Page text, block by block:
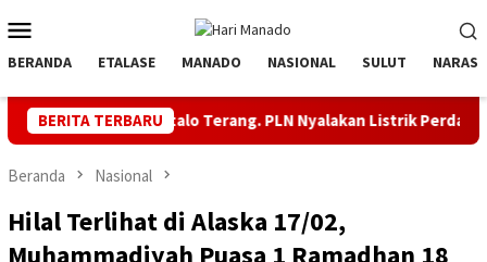
ke
kontenMobile
BERANDA ETALASE MANADO NASIONAL SULUT NARASI
BERITA TERBARU
Gorontalo Terang. PLN Nyalakan Listrik Perdana di Pulau
Beranda Nasional
Hilal Terlihat di Alaska 17/02,